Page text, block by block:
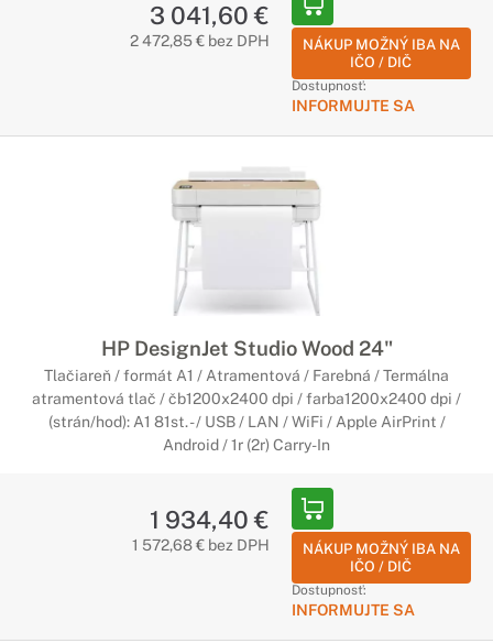
3 041,60 €
2 472,85 € bez DPH
NÁKUP MOŽNÝ IBA NA
IČO / DIČ
Dostupnosť:
INFORMUJTE SA
HP DesignJet Studio Wood 24"
Tlačiareň / formát A1 / Atramentová / Farebná / Termálna
atramentová tlač / čb1200x2400 dpi / farba1200x2400 dpi /
(strán/hod): A1 81st. - / USB / LAN / WiFi / Apple AirPrint /
Android / 1r (2r) Carry-In
1 934,40 €
1 572,68 € bez DPH
NÁKUP MOŽNÝ IBA NA
IČO / DIČ
Dostupnosť:
INFORMUJTE SA